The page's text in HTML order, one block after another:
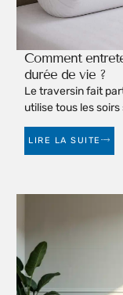
Comment
durée de vie ?
Le traversin fait
utilise tous les
LIRE LA SUITE